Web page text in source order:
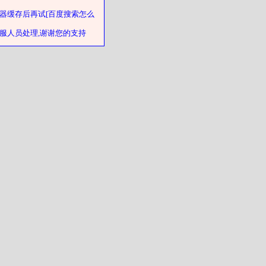
缓存后再试[百度搜索怎么
人员处理,谢谢您的支持